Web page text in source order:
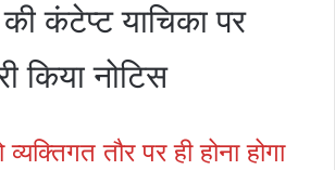
कंटेप्ट याचिका पर
किया नोटिस
तौर पर ही होना होगा